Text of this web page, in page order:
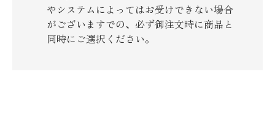
やシステムによってはお受けできない場合
がございますでの、必ず御注文時に商品と
同時にご選択ください。